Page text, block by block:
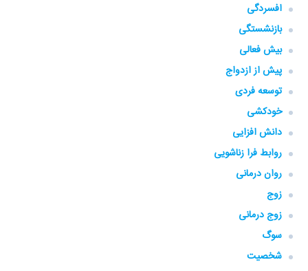
افسردگی
بازنشستگی
بیش فعالی
پیش از ازدواج
توسعه فردی
خودکشی
دانش افزایی
روابط فرا زناشویی
روان درمانی
زوج
زوج درمانی
سوگ
شخصیت